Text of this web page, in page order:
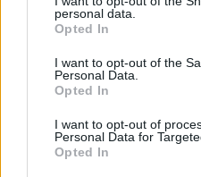
personal data.
Opted In
I want to opt-out of the
Personal Data.
Opted In
I want to opt-out of
Personal Data for
Opted In
a körben sorsoltunk ki
Bajnokok Ligája
Tournament eseményre
Bizalomkártyával
tehát egy olyan svájci